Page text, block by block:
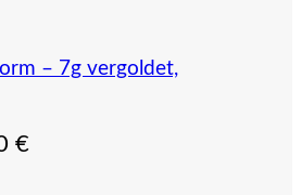
– 7g vergoldet,
€